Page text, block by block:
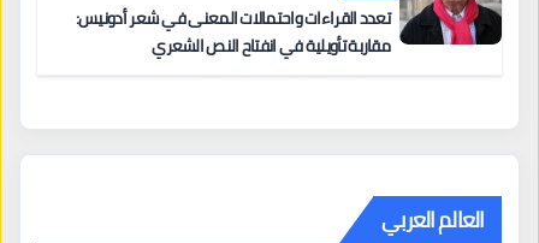
تعدد القراءات واحتمالات المعنى في شعر أدونيس:
مقاربة تأويلية في انفتاح النص الشعري
العالم العربي